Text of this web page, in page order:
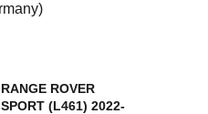
RANGE ROVER
SPORT (L461) 2022-